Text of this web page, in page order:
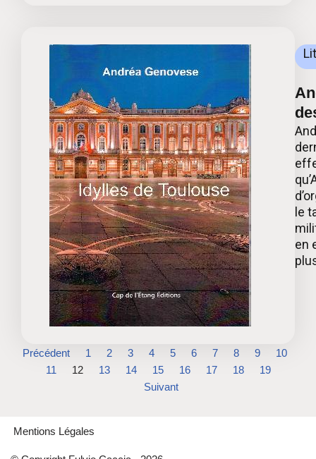
le
en
Précédent 1 2 3 4 5 6 7 8 9
10
11
12 13 14 15 16 17 18
19
Suivant
Mentions Légales